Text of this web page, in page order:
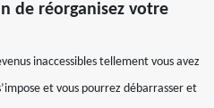
de réorganisez votre
inaccessibles tellement vous avez
et vous pourrez débarrasser et